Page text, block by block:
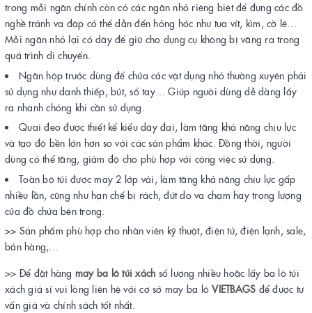
trong mỗi ngăn chính còn có các ngăn nhỏ riêng biệt để đựng các đồ
nghề tránh va đập có thể dẫn đến hỏng hóc như tua vít, kìm, cờ lê…
Mỗi ngăn nhỏ lại có dây để giữ cho dụng cụ không bị văng ra trong
quá trình di chuyển.
Ngăn hộp trước dùng để chứa các vật dụng nhỏ thường xuyên phải
sử dụng như danh thiếp, bút, sổ tay… Giúp người dùng dễ dàng lấy
ra nhanh chóng khi cần sử dụng.
Quai đeo được thiết kế kiểu dây đai, làm tăng khả năng chịu lực
và tạo độ bền lớn hơn so với các sản phẩm khác. Đồng thời, người
dùng có thể tăng, giảm độ cho phù hợp với công việc sử dụng.
Toàn bộ túi được may 2 lớp vải, làm tăng khả năng chịu lực gấp
nhiều lần, cũng như hạn chế bị rách, đứt do va chạm hay trọng lượng
của đồ chứa bên trong.
>> Sản phẩm phù hợp cho nhân viên kỹ thuật, điện tử, điện lạnh, sale,
bán hàng,…
>> Để đặt hàng may ba lô túi xách số lượng nhiều hoặc lấy ba lô túi
xách giá sỉ vui lòng liên hệ với cơ sở may ba lôVIETBAGS để được tư
vấn giá và chính sách tốt nhất.